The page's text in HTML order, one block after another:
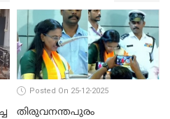
Posted On 25-12-2025
തിരുവനന്തപുരം